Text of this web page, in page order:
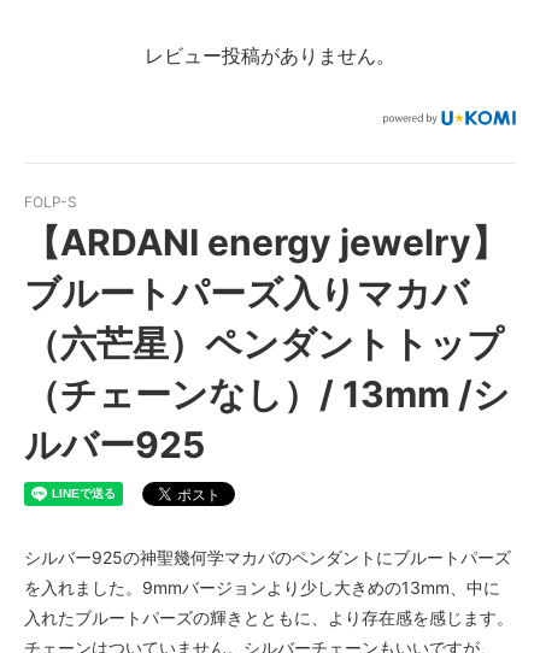
レビュー投稿がありません。
FOLP-S
【ARDANI energy jewelry】
ブルートパーズ入りマカバ
（六芒星）ペンダントトップ
（チェーンなし）/ 13mm /シ
ルバー925
シルバー925の神聖幾何学マカバのペンダントにブルートパーズ
を入れました。9mmバージョンより少し大きめの13mm、中に
入れたブルートパーズの輝きとともに、より存在感を感じます。
チェーンはついていません。シルバーチェーンもいいですが、